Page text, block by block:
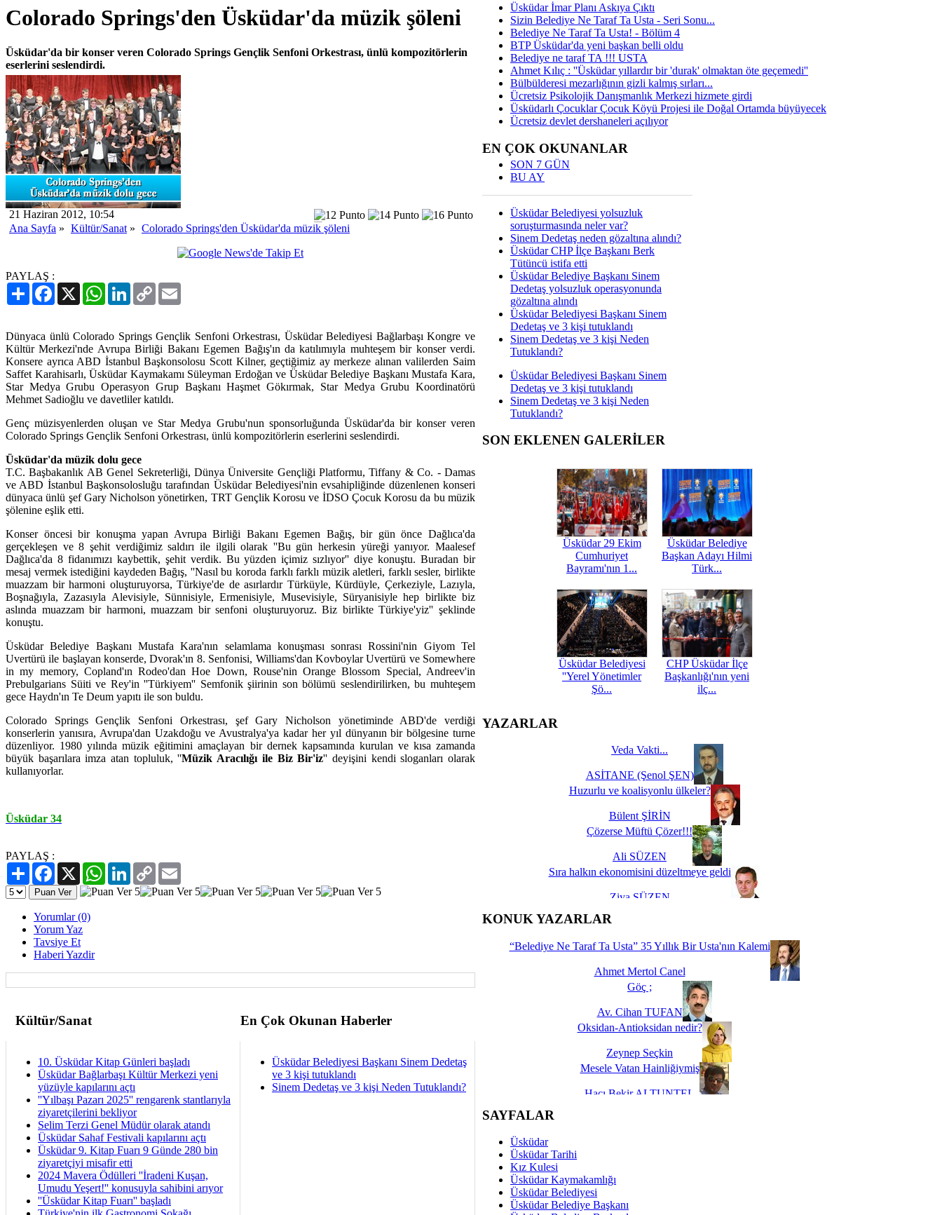
Colorado Springs'den Üsküdar'da müzik şöleni
Üsküdar'da bir konser veren Colorado Springs Gençlik Senfoni Orkestrası, ünlü kompozitörlerin
eserlerini seslendirdi.
21 Haziran 2012, 10:54
Ana Sayfa » Kültür/Sanat » Colorado Springs'den Üsküdar'da müzik şöleni
PAYLAŞ :
PaylaşFacebook
X WhatsAppLinkedIn
Copy
Link
Dünyaca ünlü Colorado Springs Gençlik Senfoni Orkestrası, Üsküdar Belediyesi Bağlarbaşı Kongre ve
Kültür Merkezi'nde Avrupa Birliği Bakanı Egemen Bağış'ın da katılımıyla muhteşem bir konser verdi.
Konsere ayrıca ABD İstanbul Başkonsolosu Scott Kilner, geçtiğimiz ay merkeze alınan valilerden Saim
Saffet Karahisarlı, Üsküdar Kaymakamı Süleyman Erdoğan ve Üsküdar Belediye Başkanı Mustafa Kara,
Star Medya Grubu Operasyon Grup Başkanı Haşmet Gökırmak, Star Medya Grubu Koordinatörü
Mehmet Sadioğlu ve davetliler katıldı.
Genç müzisyenlerden oluşan ve Star Medya Grubu'nun sponsorluğunda Üsküdar'da bir konser veren
Colorado Springs Gençlik Senfoni Orkestrası, ünlü kompozitörlerin eserlerini seslendirdi.
Üsküdar'da müzik dolu gece
T.C. Başbakanlık AB Genel Sekreterliği, Dünya Üniversite Gençliği Platformu, Tiffany & Co. - Damas
ve ABD İstanbul Başkonsolosluğu tarafından Üsküdar Belediyesi'nin evsahipliğinde düzenlenen konseri
dünyaca ünlü şef Gary Nicholson yönetirken, TRT Gençlik Korosu ve İDSO Çocuk Korosu da bu müzik
şölenine eşlik etti.
Konser öncesi bir konuşma yapan Avrupa Birliği Bakanı Egemen Bağış, bir gün önce Dağlıca'da
gerçekleşen ve 8 şehit verdiğimiz saldırı ile ilgili olarak ''Bu gün herkesin yüreği yanıyor. Maalesef
Dağlıca'da 8 fidanımızı kaybettik, şehit verdik. Bu yüzden içimiz sızlıyor'' diye konuştu. Buradan bir
mesaj vermek istediğini kaydeden Bağış, ''Nasıl bu koroda farklı farklı müzik aletleri, farklı sesler, birlikte
muazzam bir harmoni oluşturuyorsa, Türkiye'de de asırlardır Türküyle, Kürdüyle, Çerkeziyle, Lazıyla,
Boşnağıyla, Zazasıyla Alevisiyle, Sünnisiyle, Ermenisiyle, Musevisiyle, Süryanisiyle hep birlikte biz
aslında muazzam bir harmoni, muazzam bir senfoni oluşturuyoruz. Biz birlikte Türkiye'yiz'' şeklinde
konuştu.
Üsküdar Belediye Başkanı Mustafa Kara'nın selamlama konuşması sonrası Rossini'nin Giyom Tel
Uvertürü ile başlayan konserde, Dvorak'ın 8. Senfonisi, Williams'dan Kovboylar Uvertürü ve Somewhere
in my memory, Copland'ın Rodeo'dan Hoe Down, Rouse'nin Orange Blossom Special, Andreev'in
Prebulgarians Süiti ve Rey'in ''Türkiyem'' Semfonik şiirinin son bölümü seslendirilirken, bu muhteşem
gece Haydn'ın Te Deum yapıtı ile son buldu.
Colorado Springs Gençlik Senfoni Orkestrası, şef Gary Nicholson yönetiminde ABD'de verdiği
konserlerin yanısıra, Avrupa'dan Uzakdoğu ve Avustralya'ya kadar her yıl dünyanın bir bölgesine turne
düzenliyor. 1980 yılında müzik eğitimini amaçlayan bir dernek kapsamında kurulan ve kısa zamanda
büyük başarılara imza atan topluluk, ''Müzik Aracılığı ile Biz Bir'iz'' deyişini kendi sloganları olarak
kullanıyorlar.
Üsküdar 34
PAYLAŞ :
PaylaşFacebook
X WhatsAppLinkedIn
Copy
Link
Yorumlar (0)
Yorum Yaz
Tavsiye Et
Haberi Yazdir
Kültür/Sanat En Çok Okunan Haberler
10. Üsküdar Kitap Günleri başladı
Üsküdar Bağlarbaşı Kültür Merkezi yeni
yüzüyle kapılarını açtı
''Yılbaşı Pazarı 2025'' rengarenk stantlarıyla
ziyaretçilerini bekliyor
Selim Terzi Genel Müdür olarak atandı
Üsküdar Sahaf Festivali kapılarını açtı
Üsküdar 9. Kitap Fuarı 9 Günde 280 bin
ziyaretçiyi misafir etti
2024 Mavera Ödülleri ''İradeni Kuşan,
Umudu Yeşert!'' konusuyla sahibini arıyor
''Üsküdar Kitap Fuarı'' başladı
Üsküdar Belediyesi Başkanı Sinem Dedetaş
ve 3 kişi tutuklandı
Sinem Dedetaş ve 3 kişi Neden Tutuklandı?
Üsküdar İmar Planı Askıya Çıktı
Sizin Belediye Ne Taraf Ta Usta - Seri Sonu...
Belediye Ne Taraf Ta Usta! - Bölüm 4
BTP Üsküdar'da yeni başkan belli oldu
Belediye ne taraf TA !!! USTA
Ahmet Kılıç : ''Üsküdar yıllardır bir 'durak' olmaktan öte geçemedi''
Bülbülderesi mezarlığının gizli kalmış sırları...
Ücretsiz Psikolojik Danışmanlık Merkezi hizmete girdi
Üsküdarlı Çocuklar Çocuk Köyü Projesi ile Doğal Ortamda büyüyecek
Ücretsiz devlet dershaneleri açılıyor
EN ÇOK OKUNANLAR
SON 7 GÜN
BU AY
Üsküdar Belediyesi yolsuzluk
soruşturmasında neler var?
Sinem Dedetaş neden gözaltına alındı?
Üsküdar CHP İlçe Başkanı Berk
Tütüncü istifa etti
Üsküdar Belediye Başkanı Sinem
Dedetaş yolsuzluk operasyonunda
gözaltına alındı
Üsküdar Belediyesi Başkanı Sinem
Dedetaş ve 3 kişi tutuklandı
Sinem Dedetaş ve 3 kişi Neden
Tutuklandı?
Üsküdar Belediyesi Başkanı Sinem
Dedetaş ve 3 kişi tutuklandı
Sinem Dedetaş ve 3 kişi Neden
Tutuklandı?
SON EKLENEN GALERİLER
Üsküdar 29 Ekim
Cumhuriyet
Bayramı'nın 1...
Üsküdar Belediye
Başkan Adayı Hilmi
Türk...
Üsküdar Belediyesi
''Yerel Yönetimler
Şö...
CHP Üsküdar İlçe
Başkanlığı'nın yeni
ilç...
YAZARLAR
Veda Vakti...
ASİTANE (Şenol ŞEN)
Huzurlu ve koalisyonlu ülkeler?
Bülent ŞİRİN
Çözerse Müftü Çözer!!!
Ali SÜZEN
Sıra halkın ekonomisini düzeltmeye geldi
Ziya SÜZEN
İşte Biz buyuz...
KONUK YAZARLAR
“Belediye Ne Taraf Ta Usta” 35 Yıllık Bir Usta'nın Kalemi
Ahmet Mertol Canel
Göç ;
Av. Cihan TUFAN
Oksidan-Antioksidan nedir?
Zeynep Seçkin
Mesele Vatan Hainliğiymiş
Hacı Bekir ALTUNTEL
Dünya Fani, Ama Kısa Bir Süre De Olsa Burdayız
Savaş ŞENEL
Hukukun Adaleti Kalmadı Üstadım!
SAYFALAR
Üsküdar
Üsküdar Tarihi
Kız Kulesi
Üsküdar Kaymakamlığı
Üsküdar Belediyesi
Üsküdar Belediye Başkanı